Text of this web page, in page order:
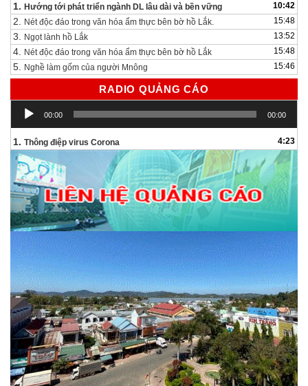
1. Hướng tới phát triển ngành DL lâu dài và bền vững 10:42
2. Nét độc đáo trong văn hóa ẩm thực bên bờ hồ Lắk. 15:48
3. Ngọt lành hồ Lắk 13:52
4. Nét độc đáo trong văn hóa ẩm thực bên bờ hồ Lắk 15:48
5. Nghề làm gốm của người Mnông 15:46
RADIO QUẢNG CÁO
Trình
chơi
Audio
00:00 00:00
1. Thông điệp virus Corona 4:23